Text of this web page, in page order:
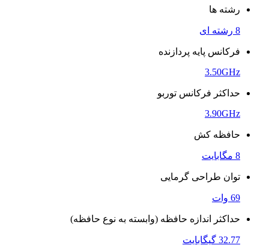
رشته ها
8 رشته ای
فرکانس پایه پردازنده
3.50GHz
حداکثر فرکانس توربو
3.90GHz
حافظه کش
8 مگابایت
توان طراحی گرمایی
69 وات
حداکثر اندازه حافظه (وابسته به نوع حافظه)
32.77 گیگابایت